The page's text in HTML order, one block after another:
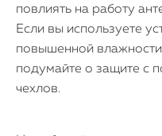
повлиять на работу
Если вы используете
повышенной
подумайте о защите с
чехлов.